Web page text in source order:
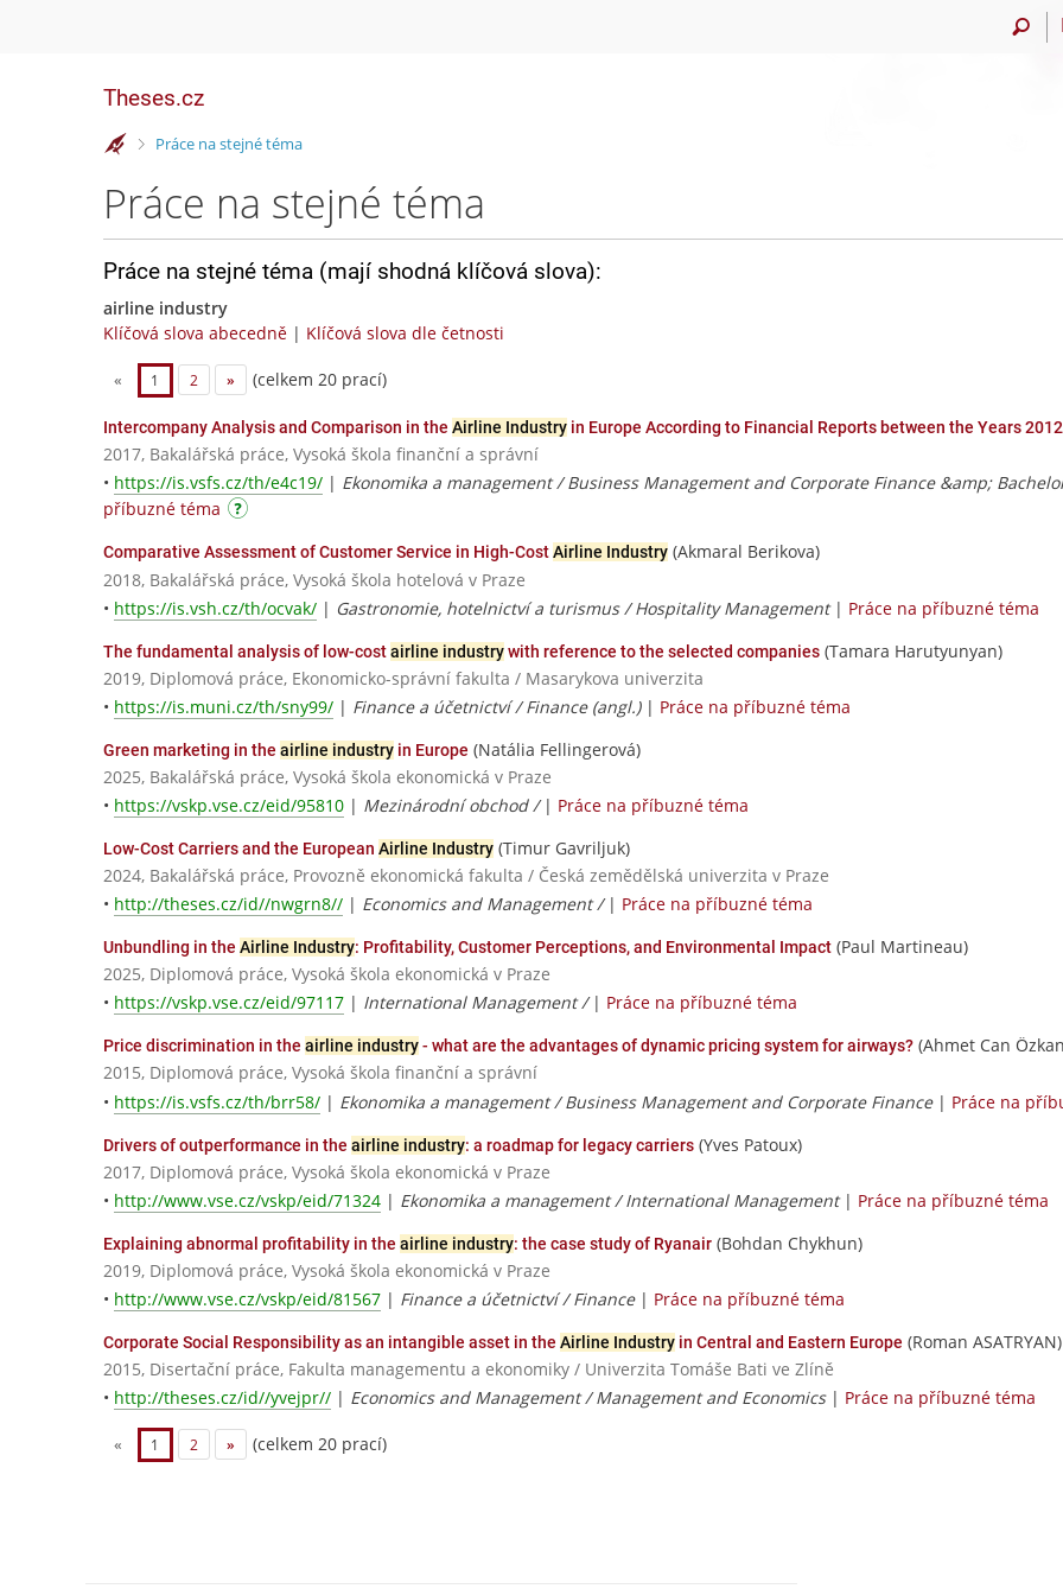
Theses.cz
>Práce na stejné téma
Práce na stejné téma
Práce na stejné téma (mají shodná klíčová slova):
airline industry
Klíčová slova abecedně | Klíčová slova dle četnosti
« 1 2 » (celkem 20 prací)
Intercompany Analysis and Comparison in the Airline Industry in Europe According to Financial Reports between the Years
2017, Bakalářská práce, Vysoká škola finanční a správní
• https://is.vsfs.cz/th/e4c19/ | Ekonomika a management / Business Management and Corporate Finance &amp;
příbuzné téma
Comparative Assessment of Customer Service in High-CostAirline Industry (Akmaral Berikova)
2018, Bakalářská práce, Vysoká škola hotelová v Praze
• https://is.vsh.cz/th/ocvak/ | Gastronomie, hotelnictví a turismus / Hospitality Management| Práce na příbuzné téma
The fundamental analysis of low-costairline industrywith reference to the selected companies (Tamara Harutyunyan)
2019, Diplomová práce, Ekonomicko-správní fakulta / Masarykova univerzita
• https://is.muni.cz/th/sny99/ | Finance a účetnictví / Finance (angl.)| Práce na příbuzné téma
Green marketing in the airline industry in Europe (Natália Fellingerová)
2025, Bakalářská práce, Vysoká škola ekonomická v Praze
• https://vskp.vse.cz/eid/95810 | Mezinárodní obchod / | Práce na příbuzné téma
Low-Cost Carriers and the European Airline Industry (Timur Gavriljuk)
2024, Bakalářská práce, Provozně ekonomická fakulta / Česká zemědělská univerzita v Praze
• http://theses.cz/id//nwgrn8// | Economics and Management / | Práce na příbuzné téma
Unbundling in the Airline Industry: Profitability, Customer Perceptions, and Environmental Impact (Paul Martineau)
2025, Diplomová práce, Vysoká škola ekonomická v Praze
• https://vskp.vse.cz/eid/97117 | International Management / | Práce na příbuzné téma
Price discrimination in the airline industry- what are the advantages of dynamic pricing system for airways? (Ahmet Can
2015, Diplomová práce, Vysoká škola finanční a správní
• https://is.vsfs.cz/th/brr58/ | Ekonomika a management / Business Management and Corporate Finance| Práce na
Drivers of outperformance in the airline industry: a roadmap for legacy carriers (Yves Patoux)
2017, Diplomová práce, Vysoká škola ekonomická v Praze
• http://www.vse.cz/vskp/eid/71324 | Ekonomika a management / International Management| Práce na příbuzné téma
Explaining abnormal profitability in the airline industry: the case study of Ryanair (Bohdan Chykhun)
2019, Diplomová práce, Vysoká škola ekonomická v Praze
• http://www.vse.cz/vskp/eid/81567 | Finance a účetnictví / Finance| Práce na příbuzné téma
Corporate Social Responsibility as an intangible asset in the Airline Industry in Central and Eastern Europe (Roman ASATRYAN)
2015, Disertační práce, Fakulta managementu a ekonomiky / Univerzita Tomáše Bati ve Zlíně
• http://theses.cz/id//yvejpr// | Economics and Management / Management and Economics| Práce na příbuzné téma
« 1 2 » (celkem 20 prací)